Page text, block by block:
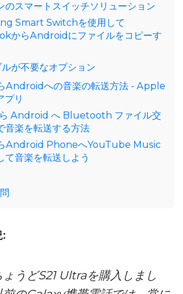
のスマートスイッチソリューション
Smart Switchを使用して
からAndroidにファイルをコピーす
が不要なオプション
Androidへの音楽の転送方法 - Apple
プリ
Android へ Bluetooth ファイル交
音楽を転送する方法
Android PhoneへYouTube Music
て音楽を転送しよう
:
ょうどS21 Ultraを購入しまし